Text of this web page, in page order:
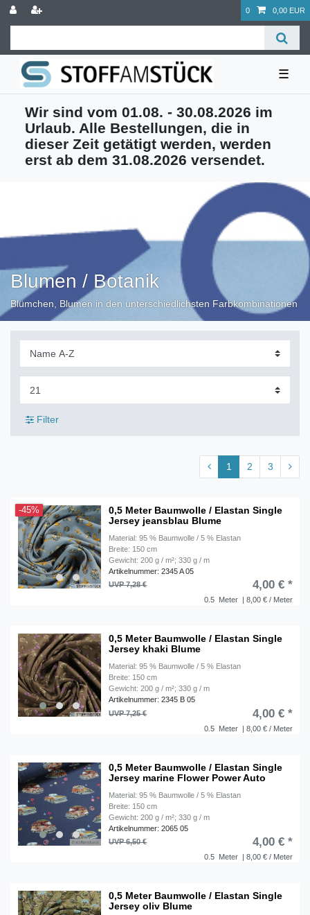
0 0,00 EUR
☰
Wir sind vom 01.08. - 30.08.2026 im
Urlaub. Alle Bestellungen, die in
dieser Zeit getätigt werden, werden
erst ab dem 31.08.2026 versendet.
Blumen / Botanik
Blümchen, Blumen in den unterschiedlichsten Farbkombinationen
Filter
1 2 3
-45%
0,5 Meter Baumwolle / Elastan Single
Jersey jeansblau Blume
Material: 95 % Baumwolle / 5 % Elastan
Breite: 150 cm
Gewicht: 200 g / m²; 330 g / m
Artikelnummer: 2345 A 05
0.5 Meter | 8,00 € / Meter
UVP 7,28 € 4,00 € *
0,5 Meter Baumwolle / Elastan Single
Jersey khaki Blume
Material: 95 % Baumwolle / 5 % Elastan
Breite: 150 cm
Gewicht: 200 g / m²; 330 g / m
Artikelnummer: 2345 B 05
0.5 Meter | 8,00 € / Meter
UVP 7,25 € 4,00 € *
0,5 Meter Baumwolle / Elastan Single
Jersey marine Flower Power Auto
Material: 95 % Baumwolle / 5 % Elastan
Breite: 150 cm
Gewicht: 200 g / m²; 330 g / m
Artikelnummer: 2065 05
0.5 Meter | 8,00 € / Meter
UVP 6,50 € 4,00 € *
0,5 Meter Baumwolle / Elastan Single
Jersey oliv Blume